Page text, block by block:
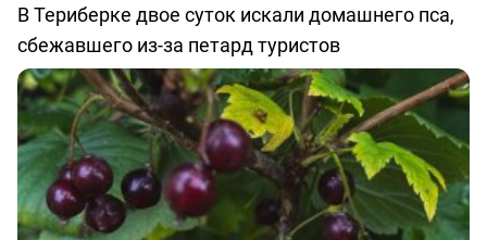
В Териберке двое суток искали домашнего пса,
сбежавшего из-за петард туристов